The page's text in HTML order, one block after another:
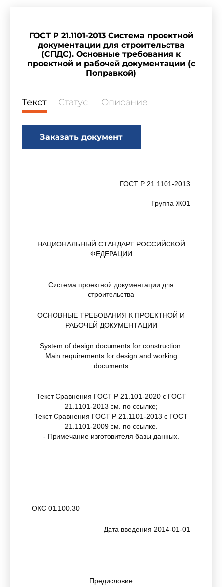
ГОСТ Р 21.1101-2013 Система проектной
документации для строительства
(СПДС). Основные требования к
проектной и рабочей документации (с
Поправкой)
Текст Статус Описание
Заказать документ
ГОСТ Р 21.1101-2013
Группа Ж01
НАЦИОНАЛЬНЫЙ СТАНДАРТ РОССИЙСКОЙ
ФЕДЕРАЦИИ
Система проектной документации для
строительства
ОСНОВНЫЕ ТРЕБОВАНИЯ К ПРОЕКТНОЙ И
РАБОЧЕЙ ДОКУМЕНТАЦИИ
System of design documents for construction.
Main requirements for design and working
documents
Текст Сравнения ГОСТ Р 21.101-2020 с ГОСТ
21.1101-2013 см. по ссылке;
Текст Сравнения ГОСТ Р 21.1101-2013 с ГОСТ
21.1101-2009 см. по ссылке.
- Примечание изготовителя базы данных.
ОКС 01.100.30
Дата введения 2014-01-01
Предисловие